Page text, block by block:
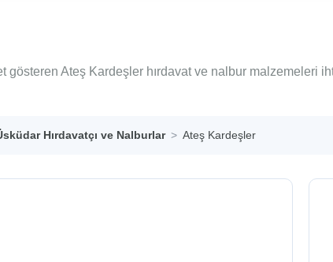
gösteren Ateş Kardeşler hırdavat ve nalbur malzemeleri
Hırdavatçı ve Nalburlar Ateş Kardeşler